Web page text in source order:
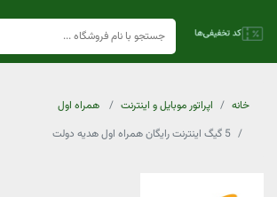
خانه اپراتور موبایل و اینترنت
همراه اول
5 گیگ اینترنت رایگان همراه اول هدیه دولت